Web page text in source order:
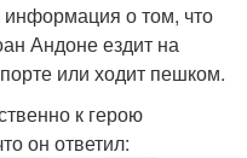
о том, что
Андоне ездит на
или ходит пешком.
к герою
он ответил: